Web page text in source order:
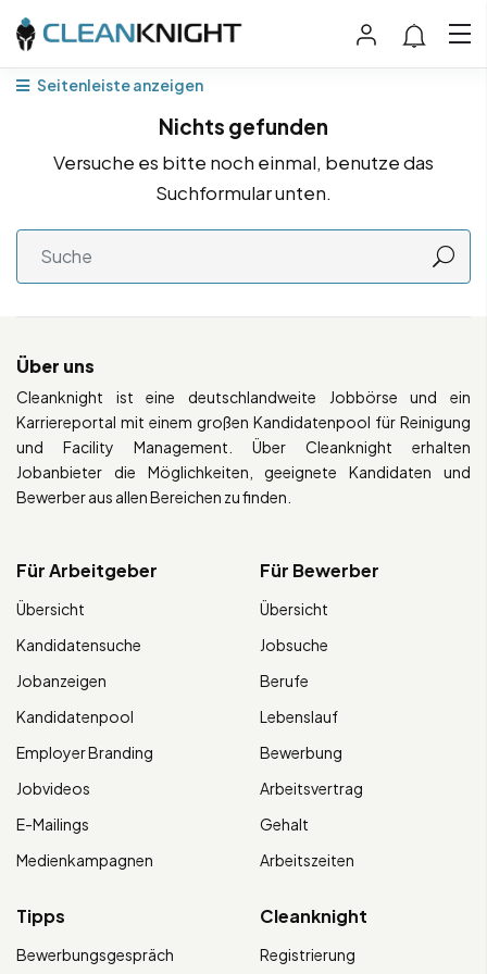
Seitenleiste anzeigen
Nichts gefunden
Versuche es bitte noch einmal, benutze das
Suchformular unten.
Über uns
Cleanknight ist eine deutschlandweite Jobbörse und ein
Karriereportal mit einem großen Kandidatenpool für Reinigung
und Facility Management. Über Cleanknight erhalten
Jobanbieter die Möglichkeiten, geeignete Kandidaten und
Bewerber aus allen Bereichen zu finden.
Für Arbeitgeber
Übersicht
Kandidatensuche
Jobanzeigen
Kandidatenpool
Employer Branding
Jobvideos
E-Mailings
Medienkampagnen
Für Bewerber
Übersicht
Jobsuche
Berufe
Lebenslauf
Bewerbung
Arbeitsvertrag
Gehalt
Arbeitszeiten
Tipps
Bewerbungsgespräch
Cleanknight
Registrierung